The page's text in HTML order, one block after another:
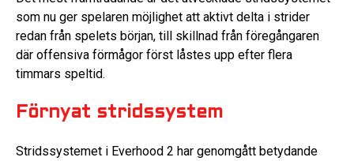
som nu ger spelaren möjlighet att aktivt delta i strider
redan från spelets början, till skillnad från föregångaren
där offensiva förmågor först låstes upp efter flera
timmars speltid.
Förnyat stridssystem
Stridssystemet i Everhood 2 har genomgått betydande